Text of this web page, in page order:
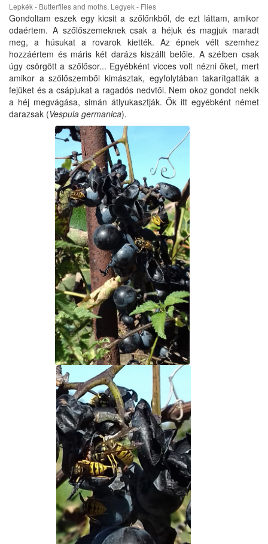
Lepkék - Butterflies and moths, Legyek - Flies
Gondoltam eszek egy kicsit a szőlőnkből, de ezt láttam, amikor
odaértem. A szőlőszemeknek csak a héjuk és magjuk maradt
meg, a húsukat a rovarok kiették. Az épnek vélt szemhez
hozzáértem és máris két darázs kiszállt belőle. A szélben csak
úgy csörgött a szőlősor... Egyébként vicces volt nézni őket, mert
amikor a szőlőszemből kimásztak, egyfolytában takarítgatták a
fejüket és a csápjukat a ragadós nedvtől. Nem okoz gondot nekik
a héj megvágása, simán átlyukasztják. Ők itt egyébként német
darazsak (Vespula germanica).